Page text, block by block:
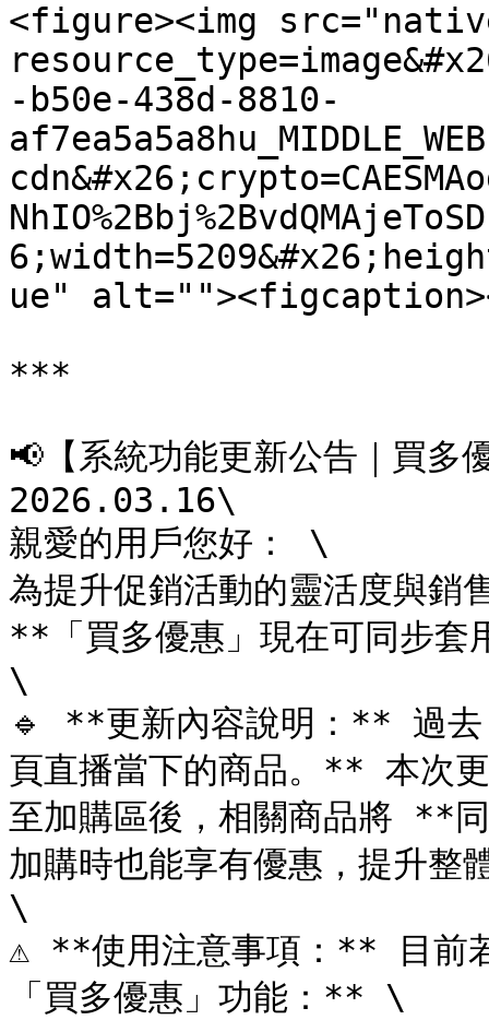
<figure><img
-b50e-438d-8810-
ue"
***
📢【系統功能更新公告｜買多
2026.03.16\
親愛的用戶您好： \
為提升促銷活動的靈活度與
**「買多優惠」現在可同步
\
🔹 **更新內容說明：** 過去
頁直播當下的商品。** 本次
至加購區後，相關商品將 **
加購時也能享有優惠，提升整
\
⚠️ **使用注意事項：** 目前
「買多優惠」功能：** \